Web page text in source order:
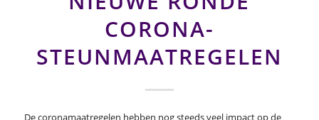
CORONA-
STEUNMAATREGELEN
De coronamaatregelen hebben nog steeds veel impact op de